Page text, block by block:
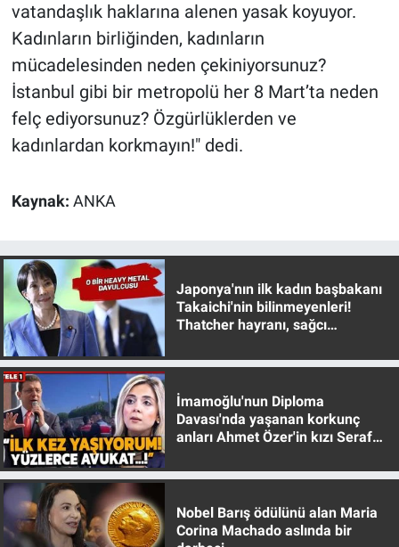
vatandaşlık haklarına alenen yasak koyuyor.
Kadınların birliğinden, kadınların
mücadelesinden neden çekiniyorsunuz?
İstanbul gibi bir metropolü her 8 Mart’ta neden
felç ediyorsunuz? Özgürlüklerden ve
kadınlardan korkmayın!" dedi.
Kaynak: ANKA
Japonya'nın ilk kadın başbakanı
Takaichi'nin bilinmeyenleri!
Thatcher hayranı, sağcı
İmamoğlu'nun Diploma
Davası'nda yaşanan korkunç
anları Ahmet Özer'in kızı Seraf
Nobel Barış ödülünü alan Maria
Corina Machado aslında bir
Türkiye'nin Geleceği
Türkiye'nin Gündemi
Yerel Gündem
Canlı Yayın